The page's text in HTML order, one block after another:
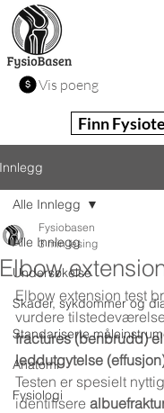
Vis poeng
Finn
Innlegg
Alle Innlegg
Undersøkelse
Skader, sykdommer og
Standariserte
Anatomi
Fysiologi
Alle Innlegg
Elbow
Fysiobasen
3 min lesing
Elbow extension test
vurdere
fractures (benbrudd)
leddutgytelse
Testen er spesielt
identifisere